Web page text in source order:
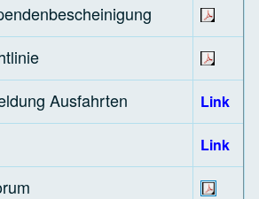
Ausfahrten
Link
Link